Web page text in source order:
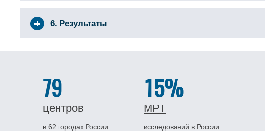
6. Результаты
79
центров
в 62 городах России
15%
МРТ
исследований в России